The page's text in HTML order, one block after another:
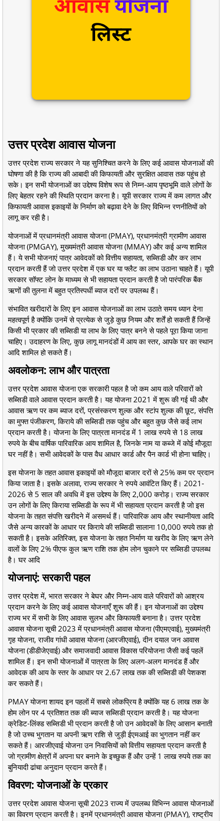
उत्तर प्रदेश आवास योजना
उत्तर प्रदेश राज्य सरकार ने यह सुनिश्चित करने के लिए कई आवास योजनाओं की
घोषणा की है कि राज्य की आबादी की किफायती और सुरक्षित आवास तक पहुंच हो
सके। इन सभी योजनाओं का उद्देश्य विशेष रूप से निम्न-आय पृष्ठभूमि वाले लोगों के
लिए बेहतर रहने की स्थिति प्रदान करना है। यूपी सरकार राज्य में कम लागत और
किफायती आवास इकाइयों के निर्माण को बढ़ावा देने के लिए विभिन्न रणनीतियों को
लागू कर रही है।
योजनाओं में प्रधानमंत्री आवास योजना (PMAY), प्रधानमंत्री ग्रामीण आवास
योजना (PMGAY), मुख्यमंत्री आवास योजना (MMAY) और कई अन्य शामिल
हैं। ये सभी योजनाएं पात्र आवेदकों को वित्तीय सहायता, सब्सिडी और कर लाभ
प्रदान करती हैं जो उत्तर प्रदेश में एक घर या फ्लैट का लाभ उठाना चाहते हैं। यूपी
सरकार सॉफ्ट लोन के माध्यम से भी सहायता प्रदान करती है जो पारंपरिक बैंक
ऋणों की तुलना में बहुत प्रतिस्पर्धी ब्याज दरों पर उपलब्ध हैं।
संभावित खरीदारों के लिए इन आवास योजनाओं का लाभ उठाते समय ध्यान देना
महत्वपूर्ण है क्योंकि उनमें से प्रत्येक से जुड़े कुछ नियम और शर्तें हो सकती हैं जिन्हें
किसी भी प्रकार की सब्सिडी या लाभ के लिए पात्र बनने से पहले पूरा किया जाना
चाहिए। उदाहरण के लिए, कुछ लागू मानदंडों में आय का स्तर, आपके घर का स्थान
आदि शामिल हो सकते हैं।
अवलोकन: लाभ और पात्रता
उत्तर प्रदेश आवास योजना एक सरकारी पहल है जो कम आय वाले परिवारों को
सब्सिडी वाले आवास प्रदान करती है। यह योजना 2021 में शुरू की गई थी और
आवास ऋण पर कम ब्याज दरों, प्रसंस्करण शुल्क और स्टांप शुल्क की छूट, संपत्ति
का मुफ्त पंजीकरण, किराये की सब्सिडी तक पहुंच और बहुत कुछ जैसे कई लाभ
प्रदान करती है। योजना के लिए पात्रता मानदंड में 1 लाख रुपये से 18 लाख
रुपये के बीच वार्षिक पारिवारिक आय शामिल है, जिनके नाम या कब्जे में कोई मौजूदा
घर नहीं है। सभी आवेदकों के पास वैध आधार कार्ड और पैन कार्ड भी होना चाहिए।
इस योजना के तहत आवास इकाइयों को मौजूदा बाजार दरों से 25% कम पर प्रदान
किया जाता है। इसके अलावा, राज्य सरकार ने रुपये आवंटित किए हैं। 2021-
2026 से 5 साल की अवधि में इस उद्देश्य के लिए 2,000 करोड़। राज्य सरकार
उन लोगों के लिए किराया सब्सिडी के रूप में भी सहायता प्रदान करती है जो इस
योजना के तहत संपत्ति खरीदने में असमर्थ हैं। पारिवारिक आय और स्थानीयता आदि
जैसे अन्य कारकों के आधार पर किराये की सब्सिडी सालाना 10,000 रुपये तक हो
सकती है। इसके अतिरिक्त, इस योजना के तहत निर्माण या खरीद के लिए ऋण लेने
वालों के लिए 2% पीएफ कुल ऋण राशि तक होम लोन चुकाने पर सब्सिडी उपलब्ध
है। घर आदि
योजनाएं: सरकारी पहल
उत्तर प्रदेश में, भारत सरकार ने बेघर और निम्न-आय वाले परिवारों को आश्रय
प्रदान करने के लिए कई आवास योजनाएँ शुरू की हैं। इन योजनाओं का उद्देश्य
राज्य भर में सभी के लिए आवास सुलभ और किफायती बनाना है। उत्तर प्रदेश
आवास योजना सूची 2023 में प्रधानमंत्री आवास योजना (पीएमएवाई), मुख्यमंत्री
गृह योजना, राजीव गांधी आवास योजना (आरजीएवाई), दीन दयाल जन आवास
योजना (डीडीजेएवाई) और समाजवादी आवास विकास परियोजना जैसी कई पहलें
शामिल हैं। इन सभी योजनाओं में पात्रता के लिए अलग-अलग मानदंड हैं और
आवेदक की आय के स्तर के आधार पर 2.67 लाख तक की सब्सिडी की पेशकश
कर सकते हैं।
PMAY योजना शायद इन पहलों में सबसे लोकप्रिय है क्योंकि यह 6 लाख तक के
होम लोन पर 4 प्रतिशत तक की ब्याज सब्सिडी प्रदान करती है। यह योजना
क्रेडिट-लिंक्ड सब्सिडी भी प्रदान करती है जो उन आवेदकों के लिए आसान बनाती
है जो उच्च भुगतान या अपनी ऋण राशि से जुड़ी ईएमआई का भुगतान नहीं कर
सकते हैं। आरजीएवाई योजना उन निवासियों को वित्तीय सहायता प्रदान करती है
जो ग्रामीण क्षेत्रों में अपना घर बनाने के इच्छुक हैं और उन्हें 1 लाख रुपये तक का
बुनियादी ढांचा अनुदान प्रदान करते हैं।
विवरण: योजनाओं के प्रकार
उत्तर प्रदेश आवास योजना सूची 2023 राज्य में उपलब्ध विभिन्न आवास योजनाओं
का विवरण प्रदान करती है। इनमें प्रधानमंत्री आवास योजना (PMAY), राष्ट्रीय